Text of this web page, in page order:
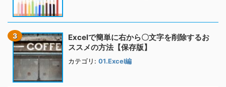
Excelで簡単に右から〇文字を削除するお
ススメの方法【保存版】
カテゴリ: 01.Excel編